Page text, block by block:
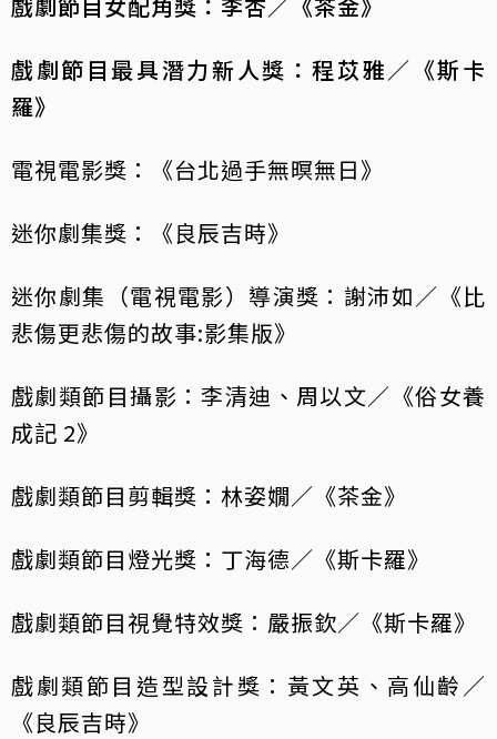
戲劇節目最具潛力新人獎：程苡雅／《斯卡
羅》
電視電影獎：《台北過手無暝無日》
迷你劇集獎：《良辰吉時》
迷你劇集（電視電影）導演獎：謝沛如／《比
悲傷更悲傷的故事:影集版》
戲劇類節目攝影：李清迪、周以文／《俗女養
成記 2》
戲劇類節目剪輯獎：林姿嫺／《茶金》
戲劇類節目燈光獎：丁海德／《斯卡羅》
戲劇類節目視覺特效獎：嚴振欽／《斯卡羅》
戲劇類節目造型設計獎：黃文英、高仙齡／
《良辰吉時》